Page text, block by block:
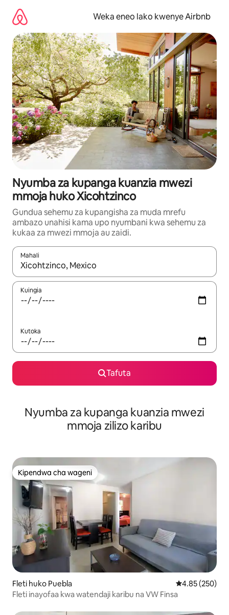
kwenda
kwenye
maudhui
Weka eneo lako kwenye Airbnb
Nyumba za kupanga kuanzia mwezi
mmoja huko Xicohtzinco
Gundua sehemu za kupangisha za muda mrefu
ambazo unahisi kama upo nyumbani kwa sehemu za
kukaa za mwezi mmoja au zaidi.
Mahali
Wakati matokeo yanapatikana, vinjari kwa kutumia vitufe vya
Kuingia
Kutoka
Tafuta
Nyumba za kupanga kuanzia mwezi
mmoja zilizo karibu
Kipendwa cha wageni
Kipendwa cha wageni
Fleti huko Puebla Ukadiriaji wa
4.85 (250)
Fleti inayofaa kwa watendaji karibu na VW Finsa